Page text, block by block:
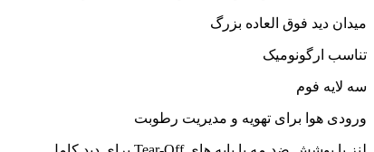
میدان دید فوق العاده بزرگ
تناسب ارگونومیک
سه لایه فوم
ورودی هوا برای تهویه و مدیریت رطوبت